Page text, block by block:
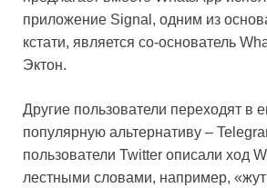
приложение Signal, одним из
кстати, является со-основатель
Эктон.
Другие пользователи переходят в
популярную альтернативу –
пользователи Twitter описали ход
лестными словами, например,